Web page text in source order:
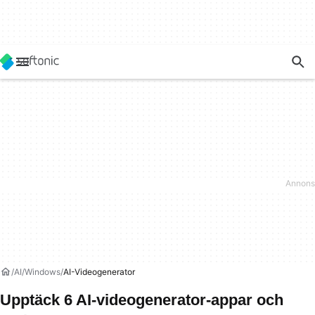
AI Windows AI-Videogenerator
Upptäck 6 AI-videogenerator-appar och